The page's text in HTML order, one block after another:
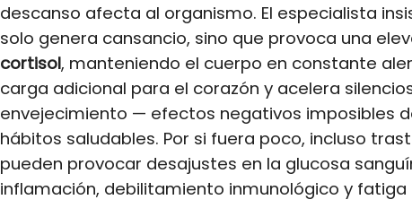
descanso afecta al organismo. El especialista
solo genera cansancio, sino que provoca una
cortisol, manteniendo el cuerpo en constante
carga adicional para el corazón y acelera
envejecimiento — efectos negativos imposibles
hábitos saludables. Por si fuera poco, incluso
pueden provocar desajustes en la glucosa
inflamación, debilitamiento inmunológico y fatiga